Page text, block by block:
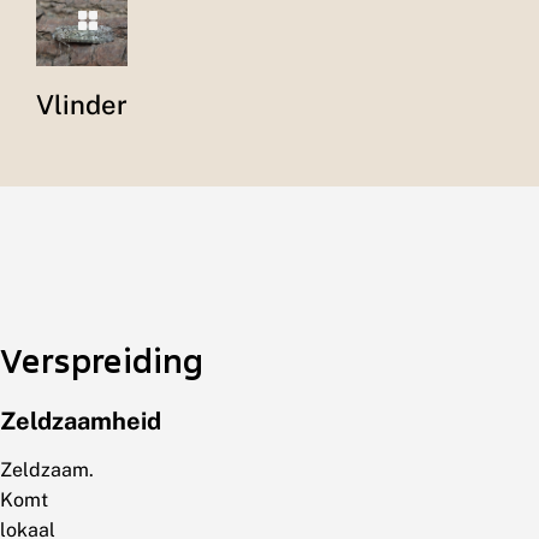
Vlinder
Verspreiding
Zeldzaamheid
Zeldzaam.
Komt
lokaal